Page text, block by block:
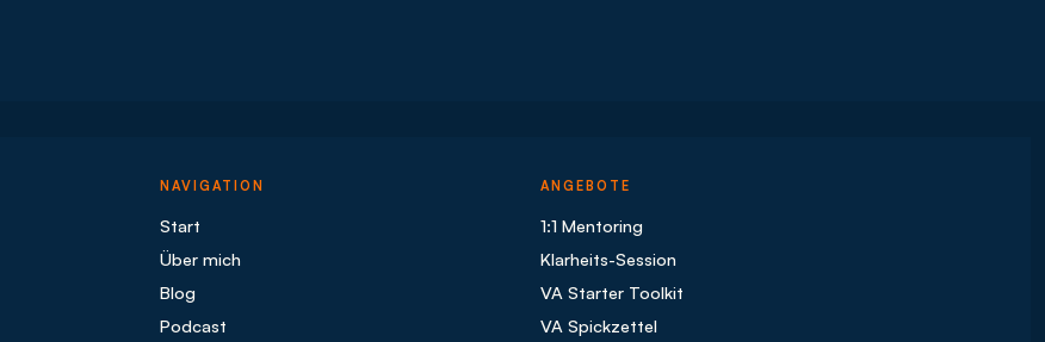
NAVIGATION
Start
Über mich
Blog
Podcast
ANGEBOTE
1:1 Mentoring
Klarheits-Session
VA Starter Toolkit
VA Spickzettel